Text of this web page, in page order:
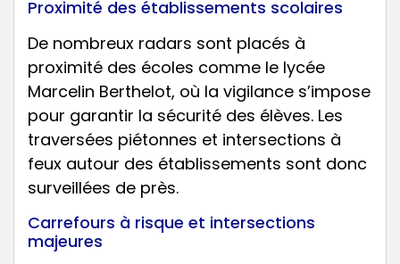
Proximité des établissements scolaires
De nombreux radars sont placés à
proximité des écoles comme le lycée
Marcelin Berthelot, où la vigilance s’impose
pour garantir la sécurité des élèves. Les
traversées piétonnes et intersections à
feux autour des établissements sont donc
surveillées de près.
Carrefours à risque et intersections
majeures